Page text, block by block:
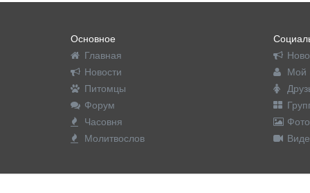
Основное
Главная
Новости
Питомцы
Форум
Часовня
Молитвослов
Мой
Фото